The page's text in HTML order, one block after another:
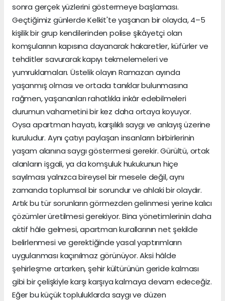
sonra gerçek yüzlerini göstermeye başlaması.
Geçtiğimiz günlerde Kelkit'te yaşanan bir olayda, 4–5
kişilik bir grup kendilerinden polise şikâyetçi olan
komşularının kapısına dayanarak hakaretler, küfürler ve
tehditler savurarak kapıyı tekmelemeleri ve
yumruklamaları. Üstelik olayın Ramazan ayında
yaşanmış olması ve ortada tanıklar bulunmasına
rağmen, yaşananları rahatlıkla inkâr edebilmeleri
durumun vahametini bir kez daha ortaya koyuyor.
Oysa apartman hayatı, karşılıklı saygı ve anlayış üzerine
kuruludur. Aynı çatıyı paylaşan insanların birbirlerinin
yaşam alanına saygı göstermesi gerekir. Gürültü, ortak
alanların işgali, ya da komşuluk hukukunun hiçe
sayılması yalnızca bireysel bir mesele değil, aynı
zamanda toplumsal bir sorundur ve ahlaki bir olaydır.
Artık bu tür sorunların görmezden gelinmesi yerine kalıcı
çözümler üretilmesi gerekiyor. Bina yönetimlerinin daha
aktif hâle gelmesi, apartman kurallarının net şekilde
belirlenmesi ve gerektiğinde yasal yaptırımların
uygulanması kaçınılmaz görünüyor. Aksi hâlde
şehirleşme artarken, şehir kültürünün geride kalması
gibi bir çelişkiyle karşı karşıya kalmaya devam edeceğiz.
Eğer bu küçük topluluklarda saygı ve düzen